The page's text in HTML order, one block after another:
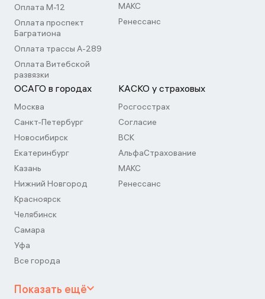
Оплата М-12
Оплата проспект
Багратиона
Оплата трассы А-289
Оплата Витебской
развязки
МАКС
Ренессанс
ОСАГО в городах
Москва
Санкт-Петербург
Новосибирск
Екатеринбург
Казань
Нижний Новгород
Красноярск
Челябинск
Самара
Уфа
Все города
КАСКО у страховых
Росгосстрах
Согласие
ВСК
АльфаСтрахование
МАКС
Ренессанс
Показать ещё